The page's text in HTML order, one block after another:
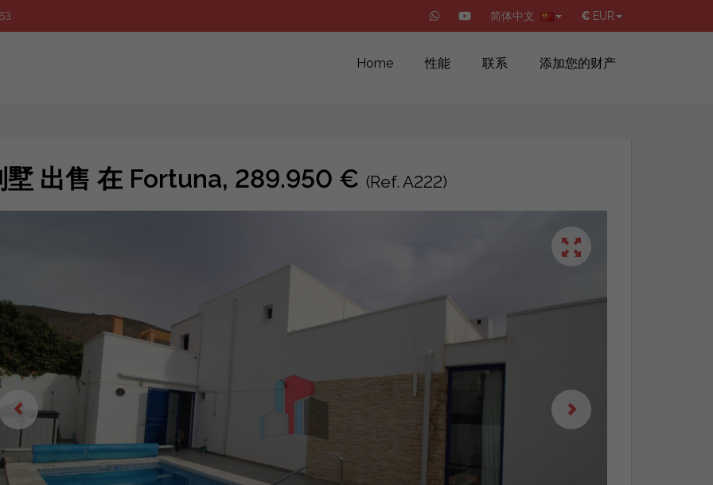
€ EUR
简体中文
Home 性能 联系 添加您的财产
墅 出售 在 Fortuna, 289.950 € (Ref. A222)